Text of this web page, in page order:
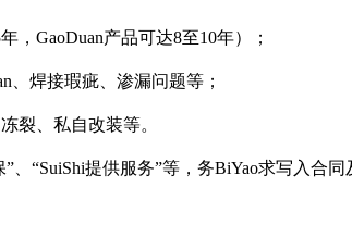
GaoDuan产品可达8至10年）；
焊接瑕疵、渗漏问题等；
裂、私自改装等。
、“SuiShi提供服务”等，务BiYao求写入合同